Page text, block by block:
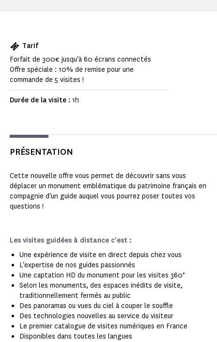
Tarif
Forfait de 300€ jusqu'à 60 écrans connectés
Offre spéciale : 10% de remise pour une
commande de 5 visites !
Durée de la visite : 1h
PRÉSENTATION
Cette nouvelle offre vous permet de découvrir sans vous
déplacer un monument emblématique du patrimoine français en
compagnie d'un guide auquel vous pourrez poser toutes vos
questions !
Les visites guidées à distance c'est :
Une expérience de visite en direct depuis chez vous
L’expertise de nos guides passionnés
Une captation HD du monument pour les visites 360°
Selon les monuments, des espaces inédits de visite,
traditionnellement fermés au public
Des panoramas ou vues du ciel à couper le souffle
Des technologies nouvelles au service du visiteur
Le premier catalogue de visites numériques en France
Disponibles dans toutes les langues